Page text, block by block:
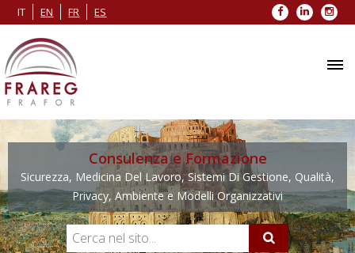
IT EN FR ES Facebook
LinkedIn
Consulenza e Formazione
Sicurezza, Medicina Del Lavoro, Sistemi Di Gestione, Qualità,
Privacy, Ambiente e Modelli Organizzativi